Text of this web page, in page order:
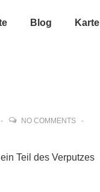
Blog Karte
NO COMMENTS
Teil des Verputzes